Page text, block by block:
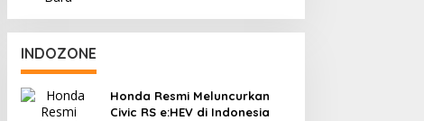
INDOZONE
Honda Resmi Meluncurkan
Civic RS e:HEV di Indonesia